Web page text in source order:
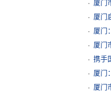
厦门
厦门
厦门
厦门
携手
厦门
厦门